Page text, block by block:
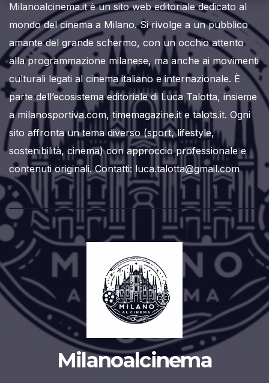
Milanoalcinema.it è un sito web editoriale dedicato al
mondo del cinema a Milano. Si rivolge a un pubblico
amante del grande schermo, con un occhio attento
alla programmazione milanese, ma anche ai movimenti
culturali legati al cinema italiano e internazionale. È
parte dell’ecosistema editoriale di Luca Talotta, insieme
a milanosportiva.com, timemagazine.it e talots.it. Ogni
sito affronta un tema diverso (sport, lifestyle,
sostenibilità, cinema) con approccio professionale e
contenuti originali. Contatti: luca.talotta@gmail.com
Milanoalcinema